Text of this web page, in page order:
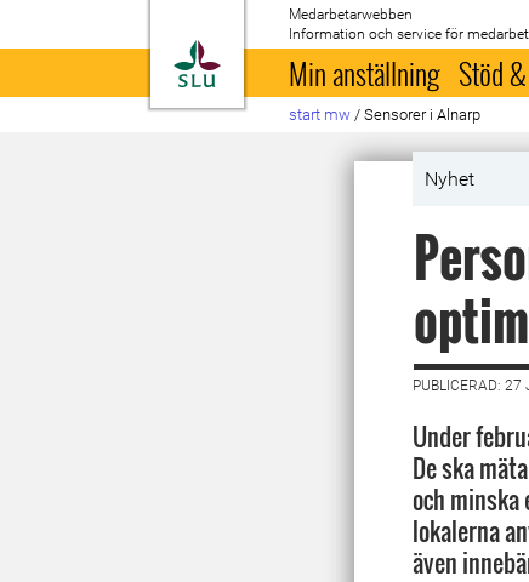
Till startsida
Medarbetarwebben
Information och service för
Min anställning Stöd
start mw / Sensorer i Alnarp
Nyhet
PUBLICERAD:
Under
De ska
och
lokalerna
även